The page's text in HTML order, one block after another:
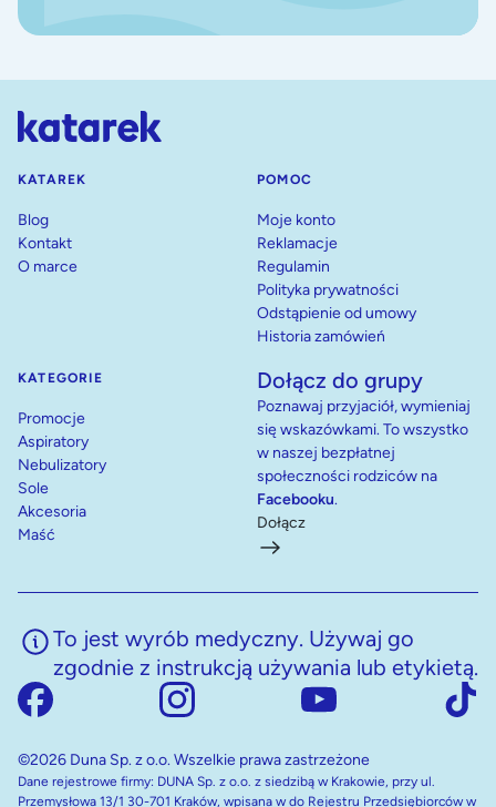
KATAREK
Blog
Kontakt
O marce
POMOC
Moje konto
Reklamacje
Regulamin
Polityka prywatności
Odstąpienie od umowy
Historia zamówień
KATEGORIE
Promocje
Aspiratory
Nebulizatory
Sole
Akcesoria
Maść
Dołącz do grupy
Poznawaj przyjaciół, wymieniaj
się wskazówkami. To wszystko
w naszej bezpłatnej
społeczności rodziców na
Facebooku.
Dołącz
To jest wyrób medyczny. Używaj go
zgodnie z instrukcją używania lub etykietą.
©2026 Duna Sp. z o.o. Wszelkie prawa zastrzeżone
Dane rejestrowe firmy: DUNA Sp. z o.o. z siedzibą w Krakowie, przy ul.
Przemysłowa 13/1 30-701 Kraków, wpisana w do Rejestru Przedsiębiorców w